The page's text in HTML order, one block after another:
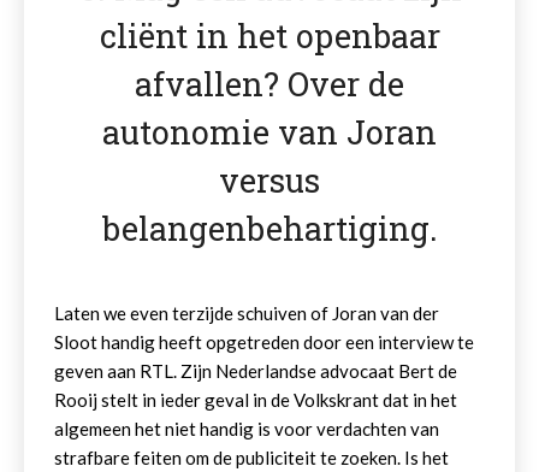
cliënt in het openbaar
afvallen? Over de
autonomie van Joran
versus
belangenbehartiging.
Laten we even terzijde schuiven of Joran van der
Sloot handig heeft opgetreden door een interview te
geven aan RTL. Zijn Nederlandse advocaat Bert de
Rooij stelt in ieder geval in de Volkskrant dat in het
algemeen het niet handig is voor verdachten van
strafbare feiten om de publiciteit te zoeken. Is het